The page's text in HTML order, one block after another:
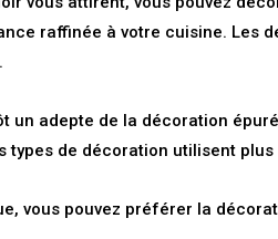
raffinée à votre cuisine. Les
un adepte de la décoration
types de décoration utilisent
vous pouvez préférer la